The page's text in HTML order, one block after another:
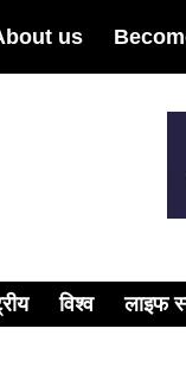
us
विश्व लाइफ